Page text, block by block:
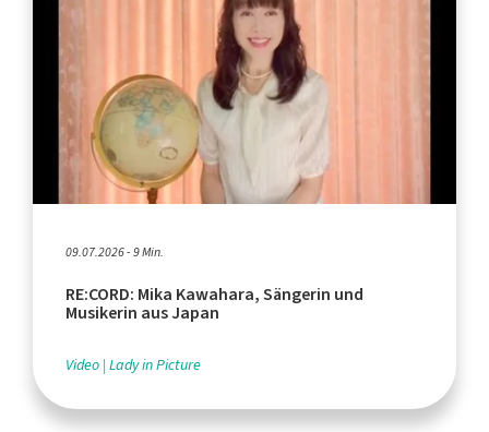
09.07.2026 - 9 Min.
RE:CORD: Mika Kawahara, Sängerin und
Musikerin aus Japan
Video Lady in Picture